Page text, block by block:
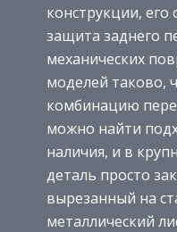
конструкции, его
защита заднего
механических
моделей таково,
комбинацию
можно найти
наличия, и в
деталь просто
вырезанный на
металлический